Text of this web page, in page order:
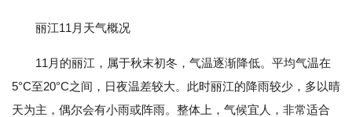
丽江11月天气概况
11月的丽江，属于秋末初冬，气温逐渐降低。平均气温在
5°C至20°C之间，日夜温差较大。此时丽江的降雨较少，多以晴
天为主，偶尔会有小雨或阵雨。整体上，气候宜人，非常适合